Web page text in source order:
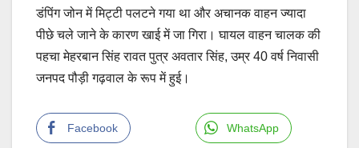
डंपिंग जोन में मिट्टी पलटने गया था और अचानक वाहन ज्यादा
पीछे चले जाने के कारण खाई में जा गिरा। घायल वाहन चालक की
पहचा मेहरबान सिंह रावत पुत्र अवतार सिंह, उम्र 40 वर्ष निवासी
जनपद पौड़ी गढ़वाल के रूप में हुई।
Facebook WhatsApp